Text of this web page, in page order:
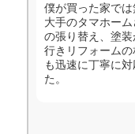
僕が買った家で
大手のタマホー
の張り替え、塗
行きリフォーム
も迅速に丁寧に
た。